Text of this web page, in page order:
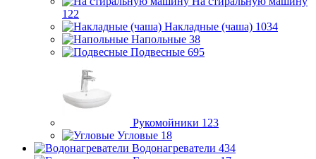
122
Накладные (чаша) 1034
Напольные 38
Подвесные 695
Рукомойники 123
Угловые 18
Водонагреватели 434